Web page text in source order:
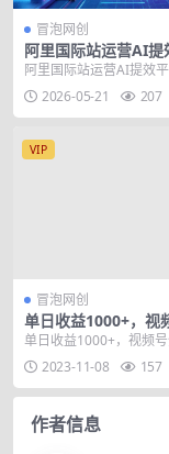
冒泡网创
阿里国际站运营AI提
算法解析26年5月新
域提效，快速超越
阿里国际站运营AI提效
解析26年5月新课，AI全
快速超越80%...
2026-05-21 207
VIP
冒泡网创
单日收益1000+，视
赛道撸创作者分成计
单日收益1000+，视频
撸创作者分成计划，小
【揭秘】 很多人对...
2023-11-08 157
作者信息